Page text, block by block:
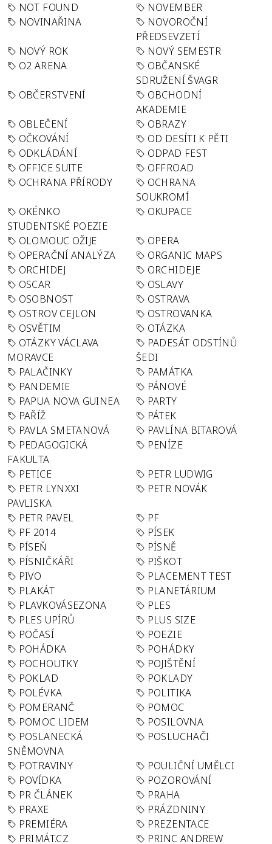
NOT FOUND
NOVEMBER
NOVINAŘINA
NOVOROČNÍ
PŘEDSEVZETÍ
NOVÝ ROK
NOVÝ SEMESTR
O2 ARENA
OBČANSKÉ
SDRUŽENÍ ŠVAGR
OBČERSTVENÍ
OBCHODNÍ
AKADEMIE
OBLEČENÍ
OBRAZY
OČKOVÁNÍ
OD DESÍTI K PĚTI
ODKLÁDÁNÍ
ODPAD FEST
OFFICE SUITE
OFFROAD
OCHRANA PŘÍRODY
OCHRANA
SOUKROMÍ
OKÉNKO
STUDENTSKÉ POEZIE
OKUPACE
OLOMOUC OŽIJE
OPERA
OPERAČNÍ ANALÝZA
ORGANIC MAPS
ORCHIDEJ
ORCHIDEJE
OSCAR
OSLAVY
OSOBNOST
OSTRAVA
OSTROV CEJLON
OSTROVANKA
OSVĚTIM
OTÁZKA
OTÁZKY VÁCLAVA
MORAVCE
PADESÁT ODSTÍNŮ
ŠEDI
PALAČINKY
PAMÁTKA
PANDEMIE
PÁNOVÉ
PAPUA NOVA GUINEA
PARTY
PAŘÍŽ
PÁTEK
PAVLA SMETANOVÁ
PAVLÍNA BITAROVÁ
PEDAGOGICKÁ
FAKULTA
PENÍZE
PETICE
PETR LUDWIG
PETR LYNXXI
PAVLISKA
PETR NOVÁK
PETR PAVEL
PF
PF 2014
PÍSEK
PÍSEŇ
PÍSNĚ
PÍSNIČKÁŘI
PIŠKOT
PIVO
PLACEMENT TEST
PLAKÁT
PLANETÁRIUM
PLAVKOVÁSEZONA
PLES
PLES UPÍRŮ
PLUS SIZE
POČASÍ
POEZIE
POHÁDKA
POHÁDKY
POCHOUTKY
POJIŠTĚNÍ
POKLAD
POKLADY
POLÉVKA
POLITIKA
POMERANČ
POMOC
POMOC LIDEM
POSILOVNA
POSLANECKÁ
SNĚMOVNA
POSLUCHAČI
POTRAVINY
POULIČNÍ UMĚLCI
POVÍDKA
POZOROVÁNÍ
PR ČLÁNEK
PRAHA
PRAXE
PRÁZDNINY
PREMIÉRA
PREZENTACE
PRIMÁT.CZ
PRINC ANDREW